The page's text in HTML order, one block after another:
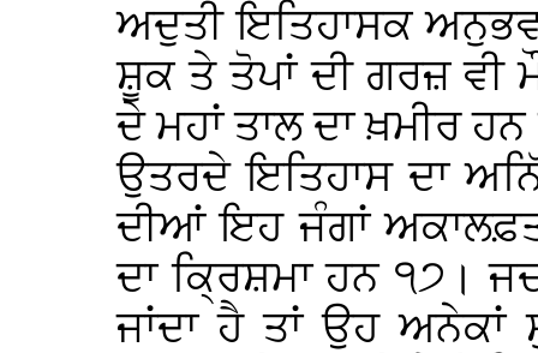
ਅਦੁਤੀ ਇਤਿਹਾਸਕ ਅਨੁਭਵ
ਸ਼ੂਕ ਤੇ ਤੋਪਾਂ ਦੀ ਗਰਜ਼ ਵੀ
ਦੇ ਮਹਾਂ ਤਾਲ ਦਾ ਖ਼ਮੀਰ
ਉਤਰਦੇ ਇਤਿਹਾਸ ਦਾ
ਦੀਆਂ ਇਹ ਜੰਗਾਂ
ਦਾ ਕ੍ਰਿਸ਼ਮਾ ਹਨ ੧੭।
ਜਾਂਦਾ ਹੈ ਤਾਂ ਉਹ ਅਨੇਕਾਂ